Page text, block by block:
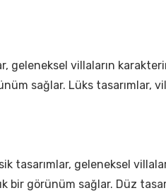
geleneksel villaların
sağlar. Lüks tasarımlar,
tasarımlar, geleneksel
bir görünüm sağlar. Düz